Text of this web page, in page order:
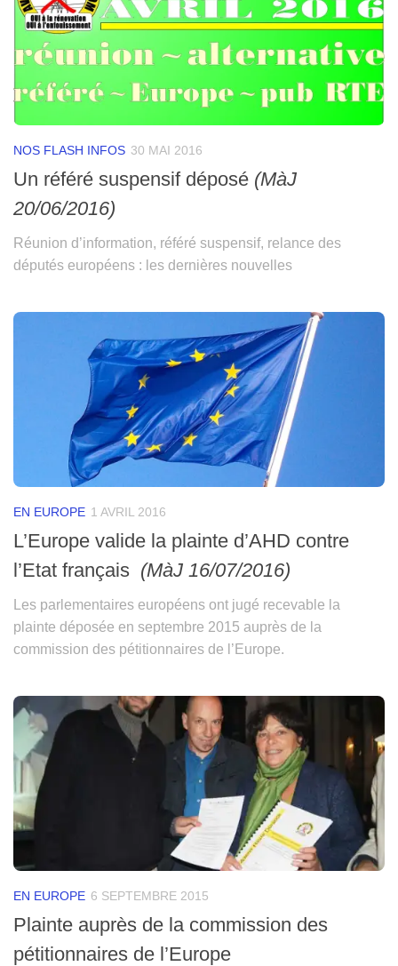
NOS FLASH INFOS 30 MAI 2016
Un référé suspensif déposé (MàJ
20/06/2016)
Réunion d’information, référé suspensif, relance des
députés européens : les dernières nouvelles
EN EUROPE 1 AVRIL 2016
L’Europe valide la plainte d’AHD contre
l’Etat français (MàJ 16/07/2016)
Les parlementaires européens ont jugé recevable la
plainte déposée en septembre 2015 auprès de la
commission des pétitionnaires de l’Europe.
EN EUROPE 6 SEPTEMBRE 2015
Plainte auprès de la commission des
pétitionnaires de l’Europe